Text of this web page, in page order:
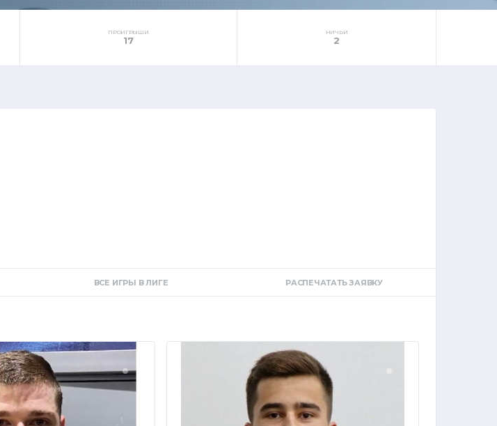
ПРОИГРЫШИ
17
НИЧЬИ
2
ВСЕ ИГРЫ В ЛИГЕ РАСПЕЧАТАТЬ ЗАЯВКУ